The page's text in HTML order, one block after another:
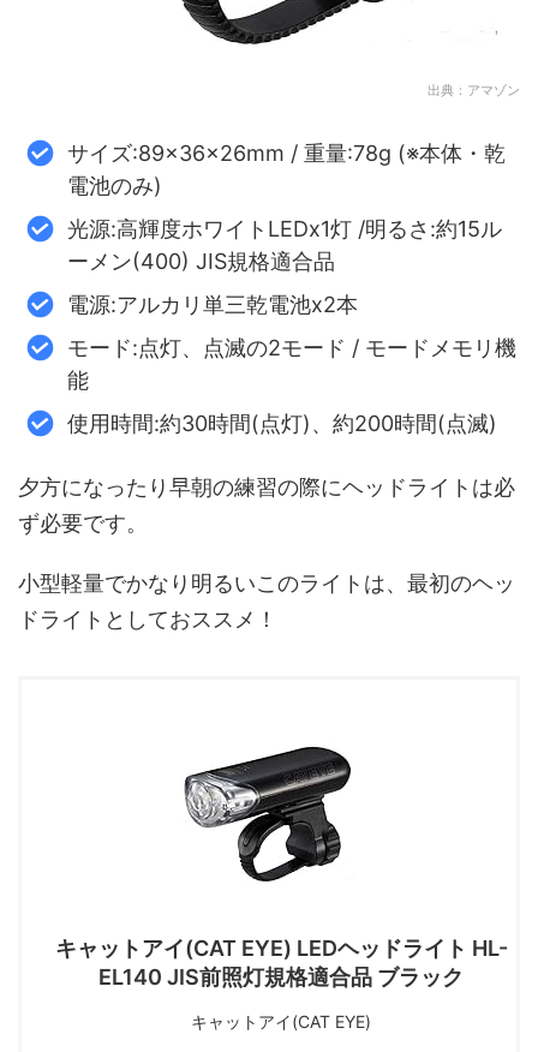
出典：アマゾン
サイズ:89×36×26mm / 重量:78g (※本体・乾
電池のみ)
光源:高輝度ホワイトLEDx1灯 /明るさ:約15ル
ーメン(400) JIS規格適合品
電源:アルカリ単三乾電池x2本
モード:点灯、点滅の2モード / モードメモリ機
能
使用時間:約30時間(点灯)、約200時間(点滅)
夕方になったり早朝の練習の際にヘッドライトは必
ず必要です。
小型軽量でかなり明るいこのライトは、最初のヘッ
ドライトとしておススメ！
キャットアイ(CAT EYE) LEDヘッドライト HL-
EL140 JIS前照灯規格適合品 ブラック
キャットアイ(CAT EYE)